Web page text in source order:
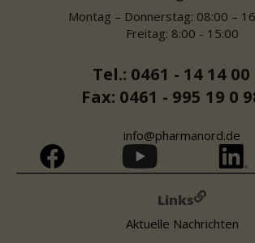
Montag – Donnerstag: 08:00 –
Freitag: 8:00 - 15:00
Tel.: 0461 - 14 14 00
Fax: 0461 - 995 19 0
info@pharmanord.de
Links
Aktuelle Nachrichten